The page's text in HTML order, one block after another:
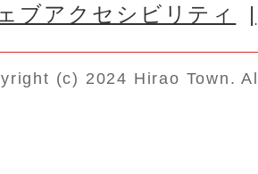
ブアクセシビリティ
(c) 2024 Hirao Town.